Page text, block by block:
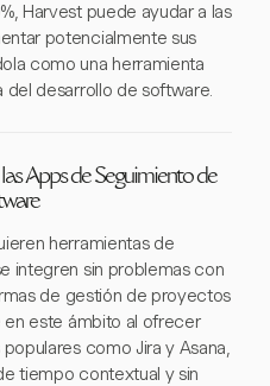
Harvest puede ayudar a las
potencialmente sus
como una herramienta
del desarrollo de software.
Apps de Seguimiento de
herramientas de
integren sin problemas con
de gestión de proyectos
en este ámbito al ofrecer
como Jira y Asana,
tiempo contextual y sin